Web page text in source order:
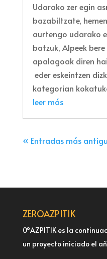
Udarako zer egin
bazabiltzate,
aurtengo udarako
batzuk, Alpeek
apalagoak diren
eder eskeintzen
kategorian
leer más
« Entradas más
ZEROAZPITIK
0ºAZPITIK es la
un proyecto iniciado el